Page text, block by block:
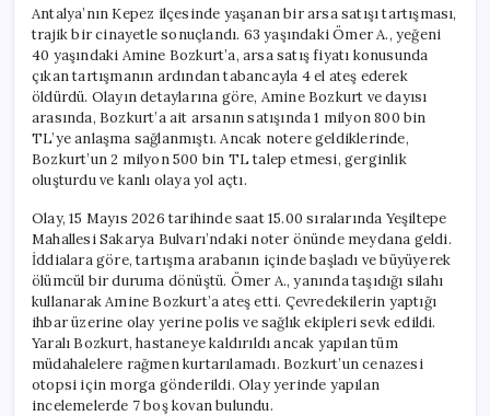
Kadın
Öldürüldü
için
Antalya’nın Kepez ilçesinde yaşanan bir arsa satışı tartışması,
trajik bir cinayetle sonuçlandı. 63 yaşındaki Ömer A., yeğeni
40 yaşındaki Amine Bozkurt’a, arsa satış fiyatı konusunda
çıkan tartışmanın ardından tabancayla 4 el ateş ederek
öldürdü. Olayın detaylarına göre, Amine Bozkurt ve dayısı
arasında, Bozkurt’a ait arsanın satışında 1 milyon 800 bin
TL’ye anlaşma sağlanmıştı. Ancak notere geldiklerinde,
Bozkurt’un 2 milyon 500 bin TL talep etmesi, gerginlik
oluşturdu ve kanlı olaya yol açtı.
Olay, 15 Mayıs 2026 tarihinde saat 15.00 sıralarında Yeşiltepe
Mahallesi Sakarya Bulvarı’ndaki noter önünde meydana geldi.
İddialara göre, tartışma arabanın içinde başladı ve büyüyerek
ölümcül bir duruma dönüştü. Ömer A., yanında taşıdığı silahı
kullanarak Amine Bozkurt’a ateş etti. Çevredekilerin yaptığı
ihbar üzerine olay yerine polis ve sağlık ekipleri sevk edildi.
Yaralı Bozkurt, hastaneye kaldırıldı ancak yapılan tüm
müdahalelere rağmen kurtarılamadı. Bozkurt’un cenazesi
otopsi için morga gönderildi. Olay yerinde yapılan
incelemelerde 7 boş kovan bulundu.